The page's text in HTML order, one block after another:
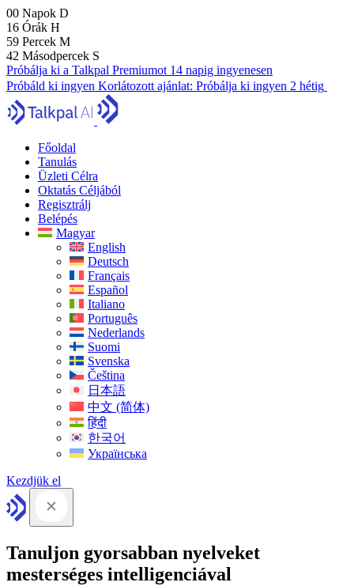
00 Napok D
16 Órák H
59 Percek M
41 Másodpercek S
Próbálja ki a Talkpal Premiumot 14 napig ingyenesen
Próbáld ki ingyen Korlátozott ajánlat: Próbálja ki ingyen 2 hétig
Főoldal
Tanulás
Üzleti Célra
Oktatás Céljából
Regisztrálj
Belépés
Magyar
English
Deutsch
Français
Español
Italiano
Português
Nederlands
Suomi
Svenska
Čeština
日本語
中文 (简体)
हिंदी
한국어
Українська
Kezdjük el
Tanuljon gyorsabban nyelveket
mesterséges intelligenciával